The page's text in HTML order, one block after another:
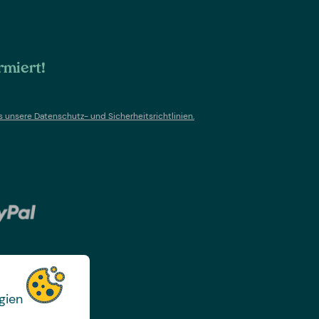
unsere Datenschutz- und Sicherheitsrichtlinien.